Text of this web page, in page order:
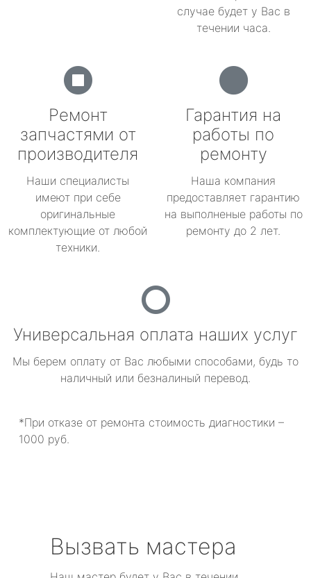
случае будет у Вас в
течении часа.
Ремонт
запчастями от
производителя
Наши специалисты
имеют при себе
оригинальные
комплектующие от любой
техники.
Гарантия на
работы по
ремонту
Наша компания
предоставляет гарантию
на выполненые работы по
ремонту до 2 лет.
Универсальная оплата наших услуг
Мы берем оплату от Вас любыми способами, будь то
наличный или безналиный перевод.
*При отказе от ремонта стоимость диагностики –
1000 руб.
Вызвать мастера